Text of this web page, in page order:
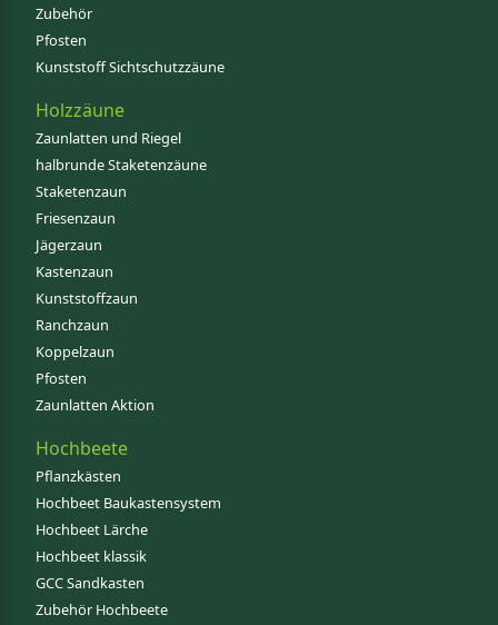
Zubehör
Pfosten
Kunststoff Sichtschutzzäune
Holzzäune
Zaunlatten und Riegel
halbrunde Staketenzäune
Staketenzaun
Friesenzaun
Jägerzaun
Kastenzaun
Kunststoffzaun
Ranchzaun
Koppelzaun
Pfosten
Zaunlatten Aktion
Hochbeete
Pflanzkästen
Hochbeet Baukastensystem
Hochbeet Lärche
Hochbeet klassik
GCC Sandkasten
Zubehör Hochbeete